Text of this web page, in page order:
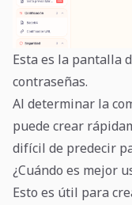
Esta es la pantalla
contraseñas.
Al determinar la
puede crear
difícil de predecir
¿Cuándo es mejor
Esto es útil para